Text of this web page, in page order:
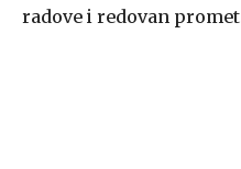
radove i redovan